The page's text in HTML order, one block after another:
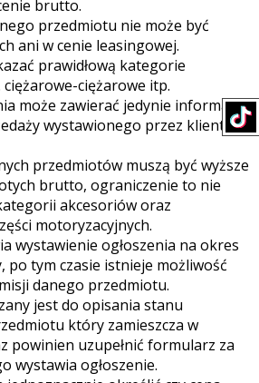
brutto.
przedmiotu nie może być
ani w cenie leasingowej.
prawidłową kategorie
ciężarowe-ciężarowe itp.
może zawierać jedynie informacje
wystawionego przez klienta
przedmiotów muszą być wyższe
brutto, ograniczenie to nie
akcesoriów oraz
motoryzacyjnych.
wystawienie ogłoszenia na okres
po tym czasie istnieje możliwość
danego przedmiotu.
jest do opisania stanu
który zamieszcza w
powinien uzupełnić formularz za
wystawia ogłoszenie.